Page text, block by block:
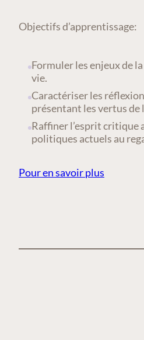
Objectifs d’apprentissage:
Formuler les enjeux de
vie.
Caractériser les
présentant les vertus
Raffiner l’esprit critique
politiques actuels au
Pour en savoir plus